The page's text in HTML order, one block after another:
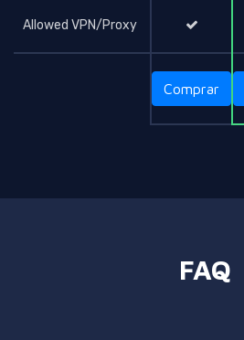
Allowed VPN/Proxy
Comprar
FAQ